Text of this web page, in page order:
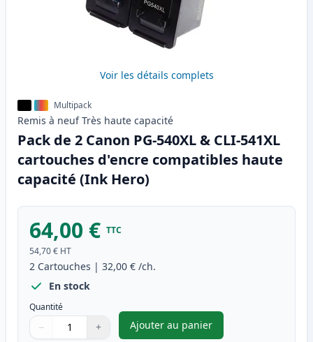
Voir les détails complets
Multipack
Remis à neuf Très haute capacité
Pack de 2 Canon PG-540XL & CLI-541XL
cartouches d'encre compatibles haute
capacité (Ink Hero)
64,00 € TTC
54,70 € HT
2 Cartouches | 32,00 € /ch.
En stock
Quantité
Quantité
Utilisez les boutons pour ajuster
− +
Quantité
Ajouter au panier
,Pack de 2 Canon PG-540XL